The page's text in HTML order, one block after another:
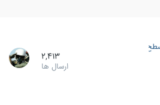
2,413
ارسال ها